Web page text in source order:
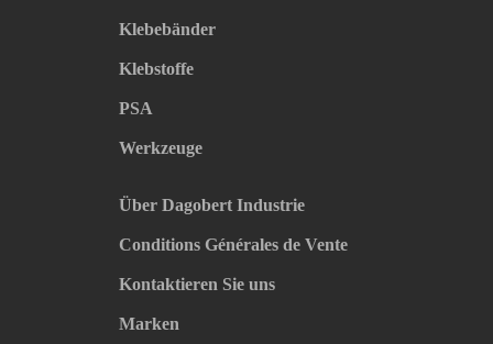
Klebebänder
Klebstoffe
PSA
Werkzeuge
Über Dagobert Industrie
Conditions Générales de Vente
Kontaktieren Sie uns
Marken